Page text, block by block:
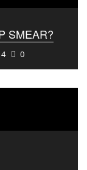
SMEAR?
0